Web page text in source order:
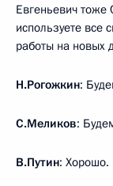
Евгеньевич тоже
используете все
работы на новых
Н.Рогожкин:
С.Меликов:
В.Путин: Хорошо.